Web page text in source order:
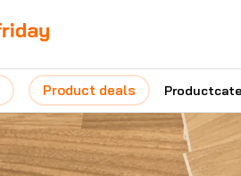
Product deals